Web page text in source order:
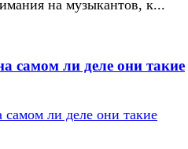
на музыкантов, к...
самом ли деле они такие